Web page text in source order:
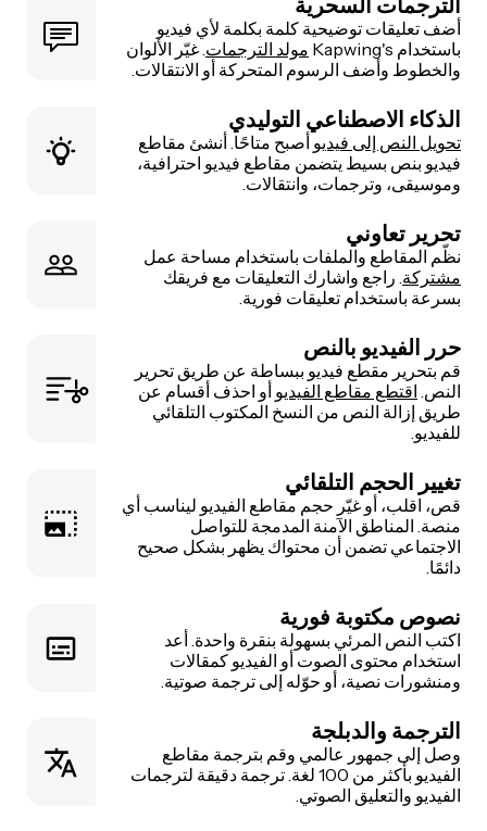
الترجمات السحرية
أضف تعليقات توضيحية كلمة بكلمة لأي فيديو
باستخدام Kapwing's
مولد الترجمات. غيّر الألوان
والخطوط وأضف الرسوم المتحركة أو الانتقالات.
الذكاء الاصطناعي التوليدي
تحويل النص إلى فيديو أصبح متاحًا. أنشئ مقاطع
فيديو بنص بسيط يتضمن مقاطع فيديو احترافية،
وموسيقى، وترجمات، وانتقالات.
تحرير تعاوني
نظّم المقاطع والملفات باستخدام مساحة عمل
مشتركة. راجع واشارك التعليقات مع فريقك
بسرعة باستخدام تعليقات فورية.
حرر الفيديو بالنص
قم بتحرير مقطع فيديو ببساطة عن طريق تحرير
النص. اقتطع مقاطع الفيديو أو احذف أقسام عن
طريق إزالة النص من النسخ المكتوب التلقائي
للفيديو.
تغيير الحجم التلقائي
قص، اقلب، أو غيّر حجم مقاطع الفيديو ليناسب أي
منصة. المناطق الآمنة المدمجة للتواصل
الاجتماعي تضمن أن محتواك يظهر بشكل صحيح
دائمًا.
نصوص مكتوبة فورية
اكتب النص المرئي بسهولة بنقرة واحدة. أعد
استخدام محتوى الصوت أو الفيديو كمقالات
ومنشورات نصية، أو حوّله إلى ترجمة صوتية.
الترجمة والدبلجة
وصل إلى جمهور عالمي وقم بترجمة مقاطع
الفيديو بأكثر من 100 لغة. ترجمة دقيقة لترجمات
الفيديو والتعليق الصوتي.